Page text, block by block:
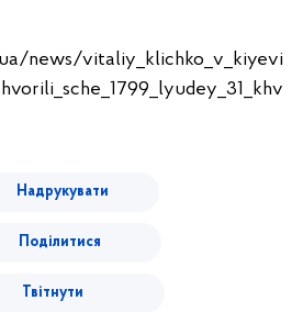
news/vitaliy_klichko_v_kiyevi
Надрукувати
Поділитися
Твітнути